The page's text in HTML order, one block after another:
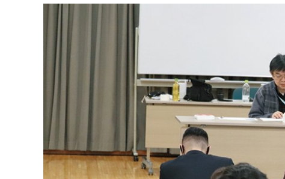
連載・コラム
イベント・セミナー
資料ダウンロード
InfoLoungeとは
プライバシーポリシー